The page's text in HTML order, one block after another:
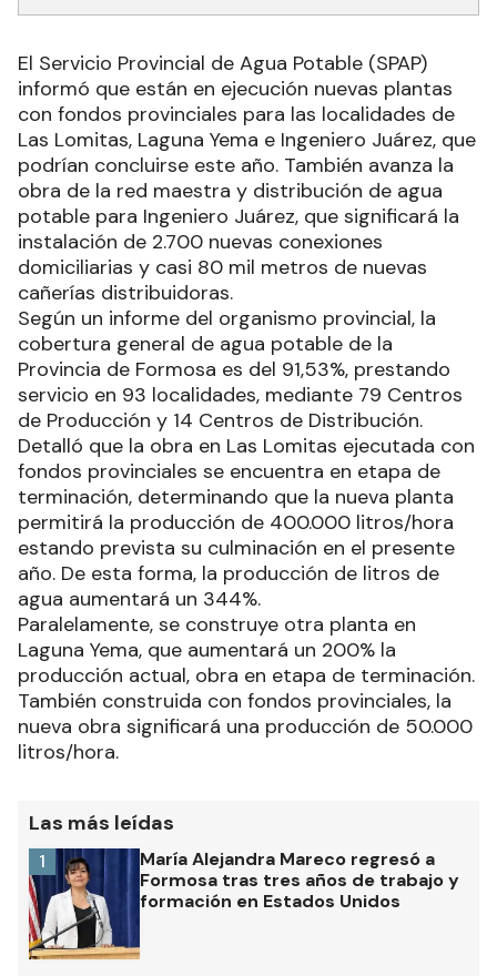
El Servicio Provincial de Agua Potable (SPAP)
informó que están en ejecución nuevas plantas
con fondos provinciales para las localidades de
Las Lomitas, Laguna Yema e Ingeniero Juárez, que
podrían concluirse este año. También avanza la
obra de la red maestra y distribución de agua
potable para Ingeniero Juárez, que significará la
instalación de 2.700 nuevas conexiones
domiciliarias y casi 80 mil metros de nuevas
cañerías distribuidoras.
Según un informe del organismo provincial, la
cobertura general de agua potable de la
Provincia de Formosa es del 91,53%, prestando
servicio en 93 localidades, mediante 79 Centros
de Producción y 14 Centros de Distribución.
Detalló que la obra en Las Lomitas ejecutada con
fondos provinciales se encuentra en etapa de
terminación, determinando que la nueva planta
permitirá la producción de 400.000 litros/hora
estando prevista su culminación en el presente
año. De esta forma, la producción de litros de
agua aumentará un 344%.
Paralelamente, se construye otra planta en
Laguna Yema, que aumentará un 200% la
producción actual, obra en etapa de terminación.
También construida con fondos provinciales, la
nueva obra significará una producción de 50.000
litros/hora.
Las más leídas
María Alejandra Mareco regresó a
Formosa tras tres años de trabajo y
formación en Estados Unidos
1